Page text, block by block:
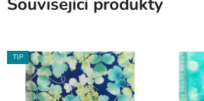
TIP